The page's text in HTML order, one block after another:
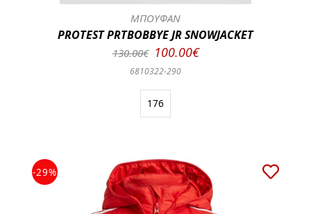
ΜΠΟΥΦΑΝ
PROTEST PRTBOBBYE JR SNOWJACKET
130.00€ 100.00€
6810322-290
176
-29%